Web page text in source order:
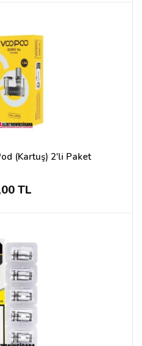
(Kartuş) 2'li Paket
TL